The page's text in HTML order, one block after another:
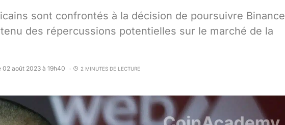
sont confrontés à la décision de poursuivre Binance
des répercussions potentielles sur le marché de la
02 août 2023 à 19h40 2 MINUTES DE LECTURE